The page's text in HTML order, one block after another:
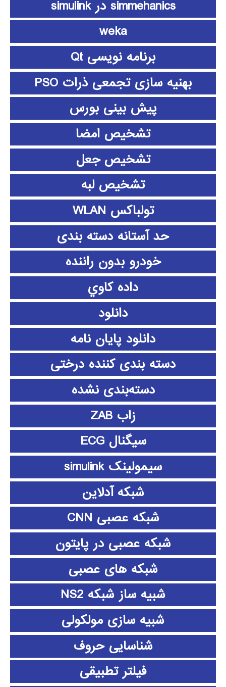
simmehanics در simulink
weka
برنامه نویسی Qt
بهنیه سازی تجمعی ذرات PSO
پیش بینی بورس
تشخیص امضا
تشخیص جعل
تشخیص لبه
تولباکس WLAN
حد آستانه دسته بندی
خودرو بدون راننده
داده كاوي
دانلود
دانلود پايان نامه
دسته بندی کننده درختی
دسته‌بندی نشده
زاب ZAB
سیگنال ECG
سیمولینک simulink
شبکه آدلاین
شبکه عصبی CNN
شبکه عصبی در پایتون
شبکه های عصبی
شبیه ساز شبکه NS2
شبیه سازی مولکولی
شناسایی حروف
فیلتر تطبیقی